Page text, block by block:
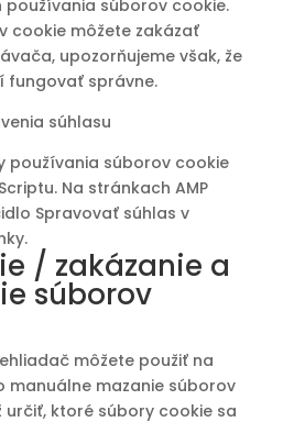
súborov cookie.
cookie môžete zakázať
upozorňujeme však, že
fungovať správne.
súhlasu
používania súborov cookie
Na stránkach AMP
Spravovať súhlas v
/ zakázanie a
súborov
môžete použiť na
manuálne mazanie súborov
určiť, ktoré súbory cookie sa